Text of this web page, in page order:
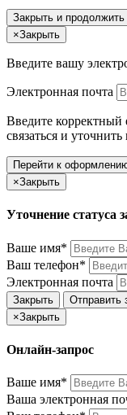
Закрыть и продолжить
×Закрыть
Введите вашу
Электронная почта
Введите
связаться и
Перейти к
×Закрыть
Уточнение статуса
Ваше имя*
Ваш телефон*
Электронная почта
Закрыть
Отправить
×Закрыть
Онлайн-запрос
Ваше имя*
Ваша электронная